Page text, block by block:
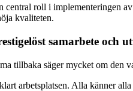
roll i implementeringen
kvaliteten.
samarbete och
tillbaka säger mycket om den
arbetsplatsen. Alla känner